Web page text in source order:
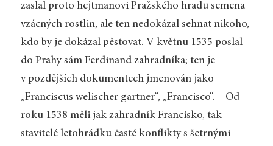
zaslal proto hejtmanovi Pražského hradu semena
vzácných rostlin, ale ten nedokázal sehnat nikoho,
kdo by je dokázal pěstovat. V květnu 1535 poslal
do Prahy sám Ferdinand zahradníka; ten je
v pozdějších dokumentech jmenován jako
„Franciscus welischer gartner“, „Francisco“. – Od
roku 1538 měli jak zahradník Francisko, tak
stavitelé letohrádku časté konflikty s šetrnými